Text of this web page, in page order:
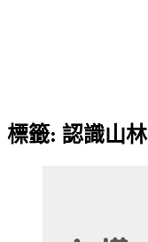
標籤: 認識山林